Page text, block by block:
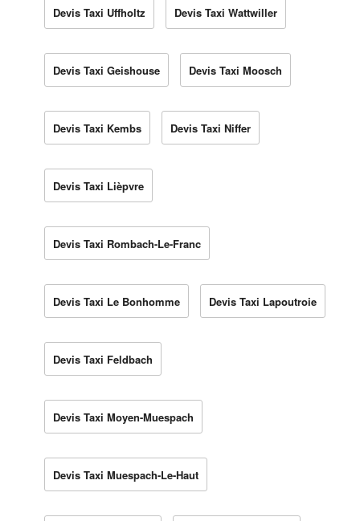
Devis Taxi Uffholtz Devis Taxi Wattwiller
Devis Taxi Geishouse Devis Taxi Moosch
Devis Taxi Kembs Devis Taxi Niffer
Devis Taxi Lièpvre
Devis Taxi Rombach-Le-Franc
Devis Taxi Le Bonhomme Devis Taxi Lapoutroie
Devis Taxi Feldbach
Devis Taxi Moyen-Muespach
Devis Taxi Muespach-Le-Haut